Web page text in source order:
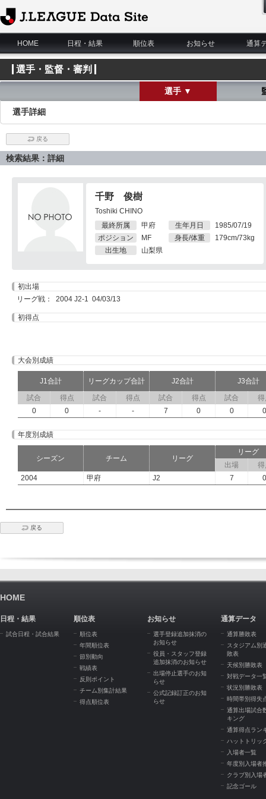
J.League Data Site
HOME
日程・結果 順位表 お知らせ 通算
選手・監督・審判
選手 ▼
選手詳細
戻る
検索結果：詳細
千野 俊樹
Toshiki CHINO
最終所属
甲府
ポジション
MF
出生地
山梨県
生年月日
1985/07/19
身長/体重
179cm/73kg
初出場
リーグ戦： 2004 J2-1 04/03/13
初得点
大会別成績
J1合計 リーグカップ合計 J2合計
J3合計
試合
得点 試合 得点 試合 得点 試合
得
0
0 - - 7 0 0 0
年度別成績
シーズン チーム リーグ
リーグ
出場
得
2004
甲府 J2 7 0
戻る
HOME
日程・結果
試合日程・試合結果
順位表
順位表
年間順位表
節別動向
戦績表
反則ポイント
チーム別集計結果
得点順位表
お知らせ
選手登録追加抹消の
お知らせ
役員・スタッフ登録
追加抹消のお知らせ
出場停止選手のお知
らせ
公式記録訂正のお知
らせ
通算データ
通算勝敗表
スタジアム別
敗表
天候別勝敗表
対戦データ一
状況別勝敗表
時間帯別得失
通算出場試合
キング
通算得点ラン
ハットトリッ
入場者一覧
年度別入場者
クラブ別入場
記念ゴール